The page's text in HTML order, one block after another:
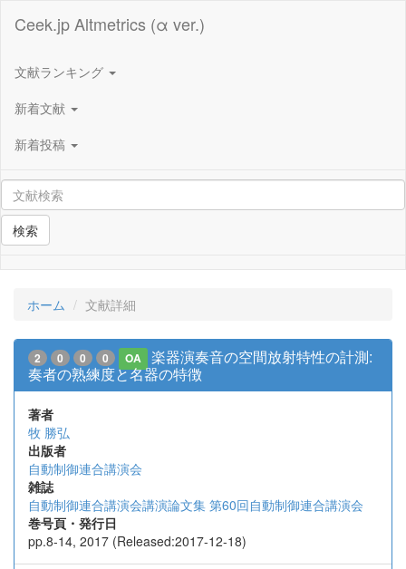
Ceek.jp Altmetrics (α ver.)
文献ランキング
新着文献
新着投稿
検索
ホーム 文献詳細
2 0 0 0 OA
楽器演奏音の空間放射特性の計測:
奏者の熟練度と名器の特徴
著者
牧 勝弘
出版者
自動制御連合講演会
雑誌
自動制御連合講演会講演論文集 第60回自動制御連合講演会
巻号頁・発行日
pp.8-14, 2017 (Released:2017-12-18)